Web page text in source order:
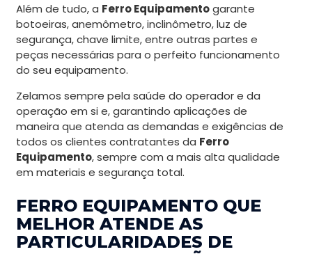
Além de tudo, a Ferro Equipamentogarante
botoeiras, anemômetro, inclinômetro, luz de
segurança, chave limite, entre outras partes e
peças necessárias para o perfeito funcionamento
do seu equipamento.
Zelamos sempre pela saúde do operador e da
operação em si e, garantindo aplicações de
maneira que atenda as demandas e exigências de
todos os clientes contratantes da Ferro
Equipamento, sempre com a mais alta qualidade
em materiais e segurança total.
FERRO EQUIPAMENTO QUE
MELHOR ATENDE AS
PARTICULARIDADES DE